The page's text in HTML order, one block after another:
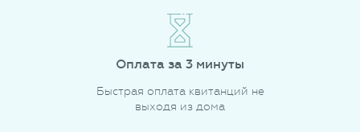
Оплата за 3 минуты
Быстрая оплата квитанций не
выходя из дома